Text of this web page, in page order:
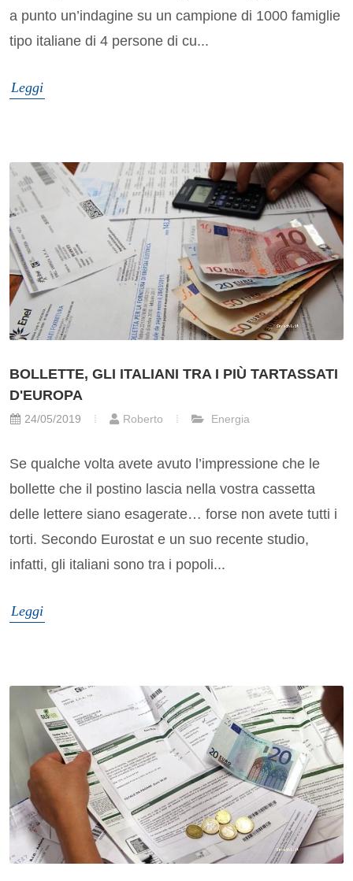
a punto un’indagine su un campione di 1000 famiglie
tipo italiane di 4 persone di cu...
Leggi
BOLLETTE, GLI ITALIANI TRA I PIÙ TARTASSATI
D'EUROPA
24/05/2019 Roberto Energia
Se qualche volta avete avuto l’impressione che le
bollette che il postino lascia nella vostra cassetta
delle lettere siano esagerate… forse non avete tutti i
torti. Secondo Eurostat e un suo recente studio,
infatti, gli italiani sono tra i popoli...
Leggi